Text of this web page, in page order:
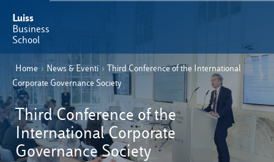
Luiss
Business
School
IT EN
Offerta Formativa
Perché Luiss Business School
Faculty & Ricerca
Home › News & Eventi › Third Conference of the International
Corporate Governance Society
Third Conference of the
International Corporate
Governance Society